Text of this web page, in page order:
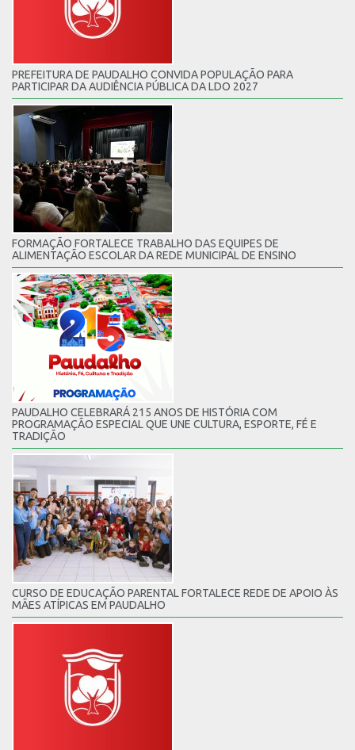
PREFEITURA DE PAUDALHO CONVIDA POPULAÇÃO PARA
PARTICIPAR DA AUDIÊNCIA PÚBLICA DA LDO 2027
FORMAÇÃO FORTALECE TRABALHO DAS EQUIPES DE
ALIMENTAÇÃO ESCOLAR DA REDE MUNICIPAL DE ENSINO
PAUDALHO CELEBRARÁ 215 ANOS DE HISTÓRIA COM
PROGRAMAÇÃO ESPECIAL QUE UNE CULTURA, ESPORTE, FÉ E
TRADIÇÃO
CURSO DE EDUCAÇÃO PARENTAL FORTALECE REDE DE APOIO ÀS
MÃES ATÍPICAS EM PAUDALHO